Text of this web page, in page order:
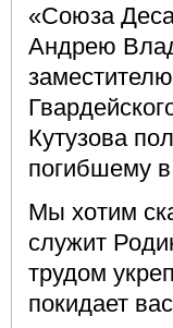
«Союза
Андрею
Кутузова
погибшему в
Мы хотим
служит
трудом
покидает